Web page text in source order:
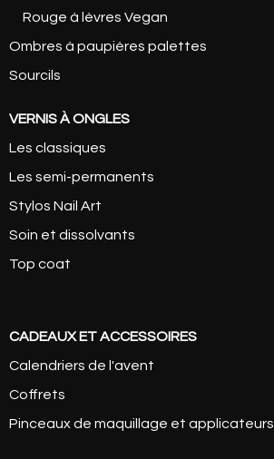
Rouge à lèvres Vegan
Ombres à paupières palettes
Sourcils
VERNIS À ONGLES
Les classiques
Les semi-permanents
Stylos Nail Art
Soin et dissolvants
Top coat
CADEAUX ET ACCESSOIRES
Calendriers de l'avent
Coffrets
Pinceaux de maquillage et applicateurs